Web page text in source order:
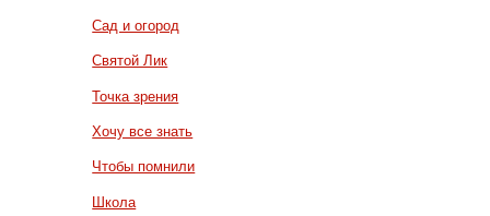
Сад и огород
Святой Лик
Точка зрения
Хочу все знать
Чтобы помнили
Школа